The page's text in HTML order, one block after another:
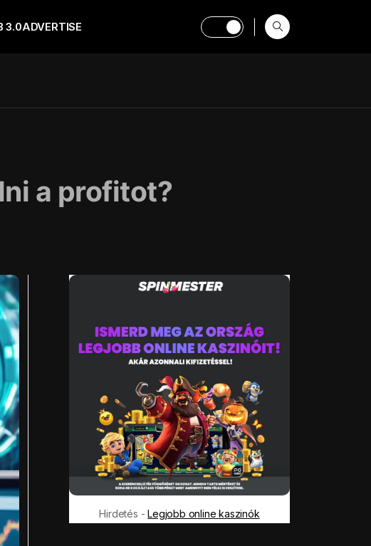
3.0ADVERTISE
a profitot?
Hirdetés -Legjobb online kaszinók